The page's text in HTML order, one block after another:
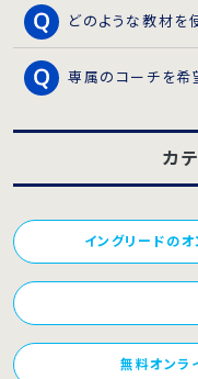
どのような教材を
専属のコーチを希
カ
イングリードの
無料オンラ